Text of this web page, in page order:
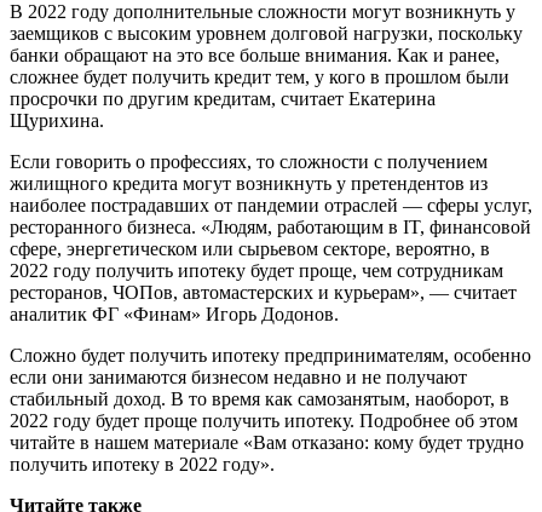
В 2022 году дополнительные сложности могут возникнуть у
заемщиков с высоким уровнем долговой нагрузки, поскольку
банки обращают на это все больше внимания. Как и ранее,
сложнее будет получить кредит тем, у кого в прошлом были
просрочки по другим кредитам, считает Екатерина
Щурихина.
Если говорить о профессиях, то сложности с получением
жилищного кредита могут возникнуть у претендентов из
наиболее пострадавших от пандемии отраслей — сферы услуг,
ресторанного бизнеса. «Людям, работающим в IT, финансовой
сфере, энергетическом или сырьевом секторе, вероятно, в
2022 году получить ипотеку будет проще, чем сотрудникам
ресторанов, ЧОПов, автомастерских и курьерам», — считает
аналитик ФГ «Финам» Игорь Додонов.
Сложно будет получить ипотеку предпринимателям, особенно
если они занимаются бизнесом недавно и не получают
стабильный доход. В то время как самозанятым, наоборот, в
2022 году будет проще получить ипотеку. Подробнее об этом
читайте в нашем материале «Вам отказано: кому будет трудно
получить ипотеку в 2022 году».
Читайте также